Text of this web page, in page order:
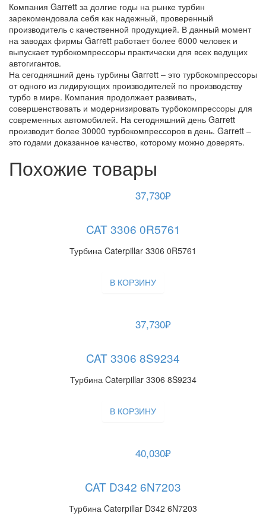
Компания Garrett за долгие годы на рынке турбин
зарекомендовала себя как надежный, проверенный
производитель с качественной продукцией. В данный момент
на заводах фирмы Garrett работает более 6000 человек и
выпускает турбокомпрессоры практически для всех ведущих
автогигантов.
На сегодняшний день турбины Garrett – это турбокомпрессоры
от одного из лидирующих производителей по производству
турбо в мире. Компания продолжает развивать,
совершенствовать и модернизировать турбокомпрессоры для
современных автомобилей. На сегодняшний день Garrett
производит более 30000 турбокомпрессоров в день. Garrett –
это годами доказанное качество, которому можно доверять.
Похожие товары
37,730₽
CAT 3306 0R5761
Турбина Caterpillar 3306 0R5761
В КОРЗИНУ
37,730₽
CAT 3306 8S9234
Турбина Caterpillar 3306 8S9234
В КОРЗИНУ
40,030₽
CAT D342 6N7203
Турбина Caterpillar D342 6N7203